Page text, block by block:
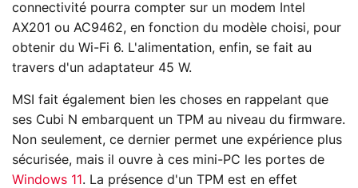
connectivité pourra compter sur un modem Intel
AX201 ou AC9462, en fonction du modèle choisi, pour
obtenir du Wi-Fi 6. L'alimentation, enfin, se fait au
travers d'un adaptateur 45 W.
MSI fait également bien les choses en rappelant que
ses Cubi N embarquent un TPM au niveau du firmware.
Non seulement, ce dernier permet une expérience plus
sécurisée, mais il ouvre à ces mini-PC les portes de
Windows 11 . La présence d'un TPM est en effet